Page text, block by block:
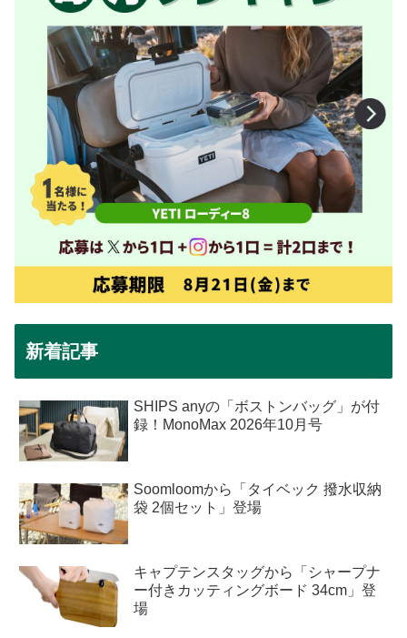
新着記事
SHIPS anyの「ボストンバッグ」が付
録！MonoMax 2026年10月号
Soomloomから「タイベック 撥水収納
袋 2個セット」登場
キャプテンスタッグから「シャープナ
ー付きカッティングボード 34cm」登
場